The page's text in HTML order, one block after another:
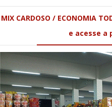
MIX CARDOSO / ECONOMIA
e acesse a